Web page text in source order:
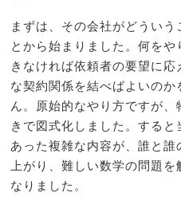
まずは、その会社がどうい
とから始まりました。何を
きなければ依頼者の要望に
な契約関係を結べばよいの
ん。原始的なやり方ですが
きで図式化しました。する
あった複雑な内容が、誰と
上がり、難しい数学の問題
なりました。